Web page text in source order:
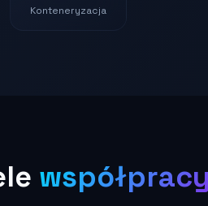
Konteneryzacja
współpracy